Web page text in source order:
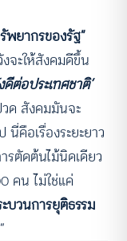
พยากรของรัฐ”
จะให้สังคมดีขึ้น
ต่อประเทศชาติ’
ด สังคมมันจะ
คือเรื่องระยะยาว
ตัดต้นไม้นิดเดียว
คน ไม่ใช่แค่
บวนการยุติธรรม
”